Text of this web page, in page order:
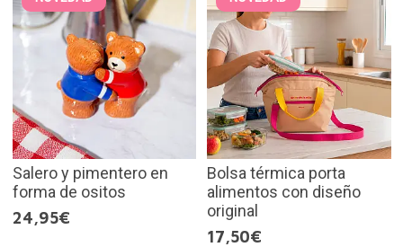
Salero y pimentero en
forma de ositos
24,95€
Bolsa térmica porta
alimentos con diseño
original
17,50€